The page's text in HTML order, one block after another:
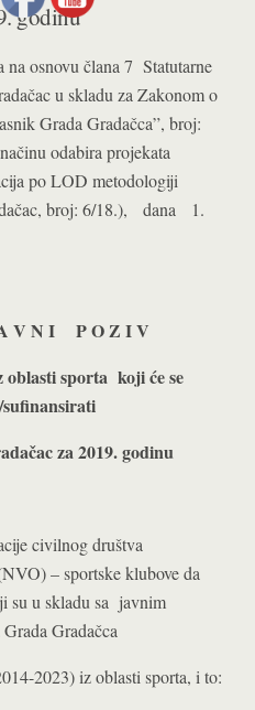
godinu
na osnovu člana 7 Statutarne
u skladu za Zakonom o
Grada Gradačca”, broj:
odabira projekata
po LOD metodologiji
broj: 6/18.), dana 1.
V N I P O Z I V
sporta koji će se
za 2019. godinu
civilnog društva
– sportske klubove da
su u skladu sa javnim
Gradačca
2023) iz oblasti sporta, i to: